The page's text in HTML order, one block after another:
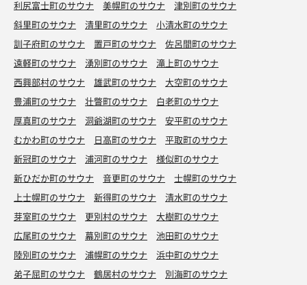
利尻富士町のサウナ
美幌町のサウナ
津別町のサウナ
斜里町のサウナ
清里町のサウナ
小清水町のサウナ
訓子府町のサウナ
置戸町のサウナ
佐呂間町のサウナ
遠軽町のサウナ
湧別町のサウナ
滝上町のサウナ
西興部村のサウナ
雄武町のサウナ
大空町のサウナ
豊浦町のサウナ
壮瞥町のサウナ
白老町のサウナ
厚真町のサウナ
洞爺湖町のサウナ
安平町のサウナ
むかわ町のサウナ
日高町のサウナ
平取町のサウナ
新冠町のサウナ
浦河町のサウナ
様似町のサウナ
新ひだか町のサウナ
音更町のサウナ
士幌町のサウナ
上士幌町のサウナ
新得町のサウナ
清水町のサウナ
芽室町のサウナ
更別村のサウナ
大樹町のサウナ
広尾町のサウナ
幕別町のサウナ
池田町のサウナ
陸別町のサウナ
浦幌町のサウナ
浜中町のサウナ
弟子屈町のサウナ
鶴居村のサウナ
別海町のサウナ